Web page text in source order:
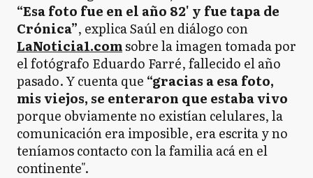
“Esa foto fue en el año 82' y fue tapa de
Crónica”, explica Saúl en diálogo con
LaNoticia1.comsobre la imagen tomada por
el fotógrafo Eduardo Farré, fallecido el año
pasado. Y cuenta que “gracias a esa foto,
mis viejos, se enteraron que estaba vivo
porque obviamente no existían celulares, la
comunicación era imposible, era escrita y no
teníamos contacto con la familia acá en el
continente".